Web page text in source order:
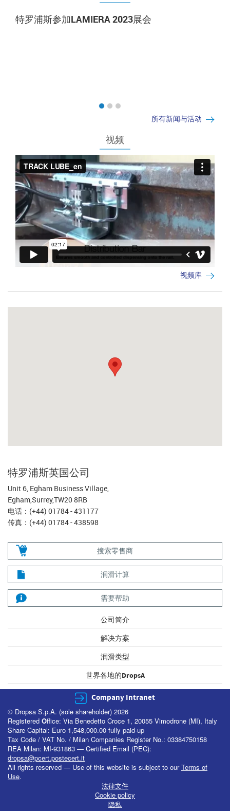
特罗浦斯参加LAMIERA 2023展会
所有新闻与活动
视频
视频库
特罗浦斯英国公司
Unit 6, Egham Business Village,
Egham,Surrey,TW20 8RB
电话：(+44) 01784 - 431177
传真：(+44) 01784 - 438598
搜索零售商
润滑计算
需要帮助
公司简介
解决方案
润滑类型
世界各地的DropsA
Company Intranet
© Dropsa S.p.A. (sole shareholder) 2026
Registered Office: Via Benedetto Croce 1, 20055 Vimodrone (MI), Italy
Share Capital: Euro 1,548,000.00 fully paid-up
Tax Code / VAT No. / Milan Companies Register No.: 03384750158
REA Milan: MI-931863 — Certified Email (PEC):
dropsa@pcert.postecert.it
All rights reserved — Use of this website is subject to ourTerms of
Use.
法律文件
Cookie policy
隐私